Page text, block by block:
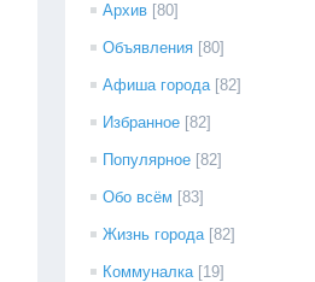
Архив [80]
Объявления [80]
Афиша города [82]
Избранное [82]
Популярное [82]
Обо всём [83]
Жизнь города [82]
Коммуналка [19]